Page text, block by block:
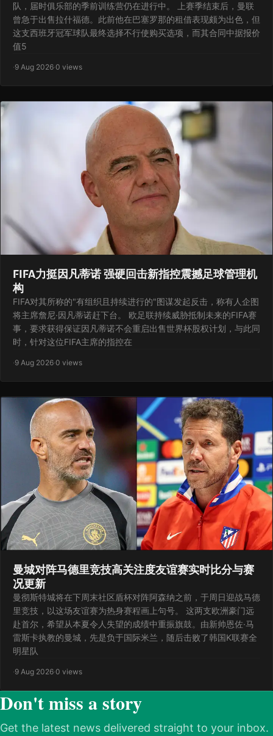
队，届时俱乐部的季前训练营仍在进行中。 上赛季结束后，曼联
曾急于出售拉什福德。此前他在巴塞罗那的租借表现颇为出色，但
这支西班牙冠军球队最终选择不行使购买选项，而其合同中据报价
值5
·9 Aug 2026·0 views
FIFA力挺因凡蒂诺 强硬回击新指控震撼足球管理机
构
FIFA对其所称的"有组织且持续进行的"图谋发起反击，称有人企图
将主席詹尼·因凡蒂诺赶下台。 欧足联持续威胁抵制未来的FIFA赛
事，要求获得保证因凡蒂诺不会重启出售世界杯股权计划，与此同
时，针对这位FIFA主席的指控在
·9 Aug 2026·0 views
曼城对阵马德里竞技高关注度友谊赛实时比分与赛
况更新
曼彻斯特城将在下周末社区盾杯对阵阿森纳之前，于周日迎战马德
里竞技，以这场友谊赛为热身赛程画上句号。 这两支欧洲豪门远
赴首尔，希望从本夏令人失望的成绩中重振旗鼓。由新帅恩佐·马
雷斯卡执教的曼城，先是负于国际米兰，随后击败了韩国K联赛全
明星队
·9 Aug 2026·0 views
Don't miss a story
Get the latest news delivered straight to your inbox.